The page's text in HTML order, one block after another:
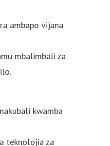
ambapo vijana
mbalimbali za
kwamba
teknolojia za